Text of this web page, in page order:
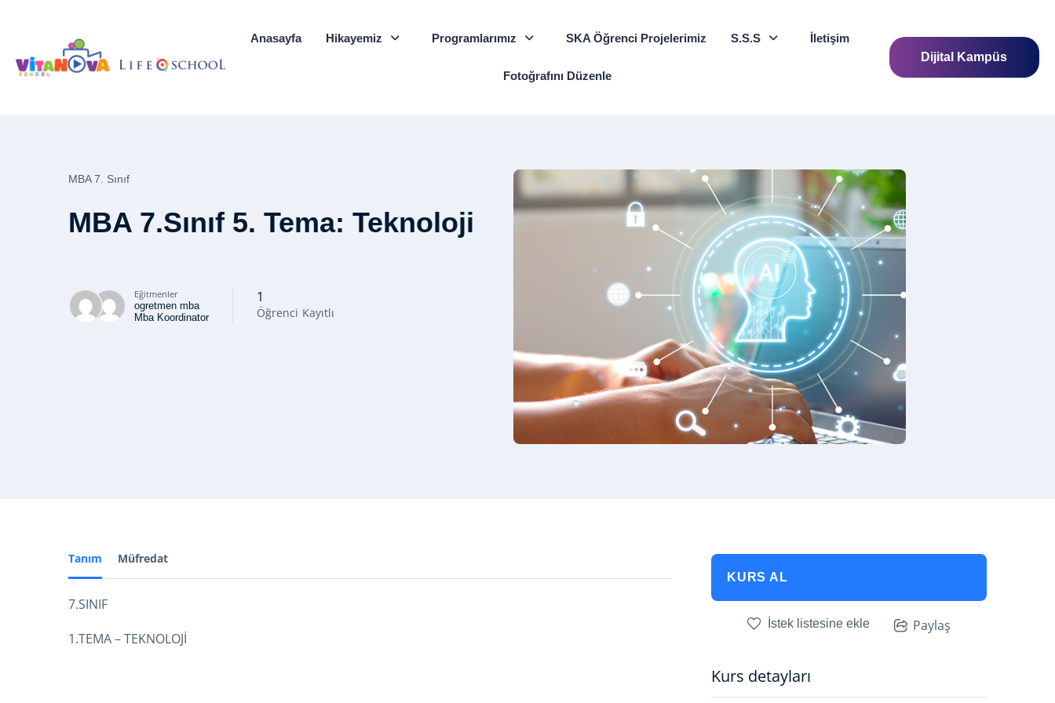
Anasayfa Hikayemiz Programlarımız SKA Öğrenci Projelerimiz S.S.S İletişim
Fotoğrafını Düzenle
Dijital Kampüs
MBA 7. Sınıf
MBA 7.Sınıf 5. Tema: Teknoloji
Eğitmenler
ogretmen mba
Mba Koordinator
1
Öğrenci Kayıtlı
Tanım Müfredat
7.SINIF
1.TEMA – TEKNOLOJİ
KURS AL
İstek listesine ekle Paylaş
Kurs detayları